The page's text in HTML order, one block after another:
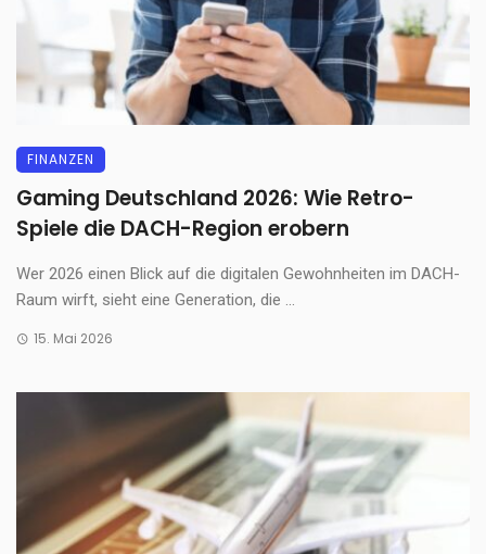
FINANZEN
Gaming Deutschland 2026: Wie Retro-
Spiele die DACH-Region erobern
Wer 2026 einen Blick auf die digitalen Gewohnheiten im DACH-
Raum wirft, sieht eine Generation, die ...
15. Mai 2026